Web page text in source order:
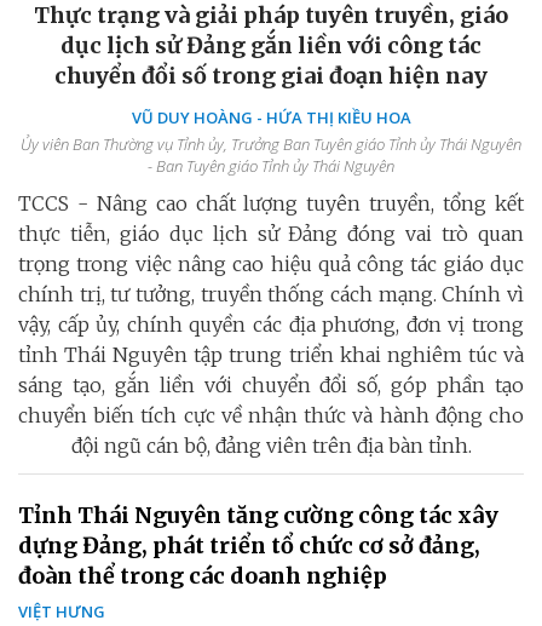
Thực trạng và giải pháp tuyên truyền, giáo
dục lịch sử Đảng gắn liền với công tác
chuyển đổi số trong giai đoạn hiện nay
VŨ DUY HOÀNG - HỨA THỊ KIỀU HOA
Ủy viên Ban Thường vụ Tỉnh ủy, Trưởng Ban Tuyên giáo Tỉnh ủy Thái Nguyên
- Ban Tuyên giáo Tỉnh ủy Thái Nguyên
TCCS - Nâng cao chất lượng tuyên truyền, tổng kết
thực tiễn, giáo dục lịch sử Đảng đóng vai trò quan
trọng trong việc nâng cao hiệu quả công tác giáo dục
chính trị, tư tưởng, truyền thống cách mạng. Chính vì
vậy, cấp ủy, chính quyền các địa phương, đơn vị trong
tỉnh Thái Nguyên tập trung triển khai nghiêm túc và
sáng tạo, gắn liền với chuyển đổi số, góp phần tạo
chuyển biến tích cực về nhận thức và hành động cho
đội ngũ cán bộ, đảng viên trên địa bàn tỉnh.
Tỉnh Thái Nguyên tăng cường công tác xây
dựng Đảng, phát triển tổ chức cơ sở đảng,
đoàn thể trong các doanh nghiệp
VIỆT HƯNG